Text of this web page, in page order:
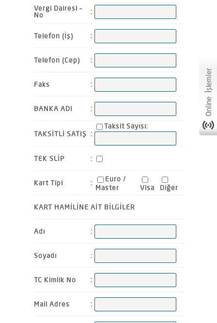
Vergi Dairesi –
No :
Telefon (İş) :
Telefon (Cep) :
Faks :
BANKA ADI :
TAKSİTLİ SATIŞ :
Taksit Sayısı:
TEK SLİP :
Kart Tipi :
Euro /
Master
Visa Diğer
KART HAMİLİNE AİT BİLGİLER
Adı :
Soyadı :
TC Kimlik No :
Mail Adres :